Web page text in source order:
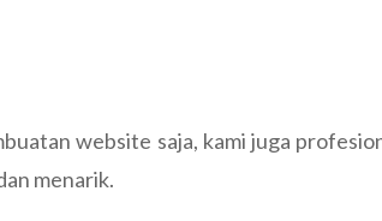
website saja, kami juga
menarik.